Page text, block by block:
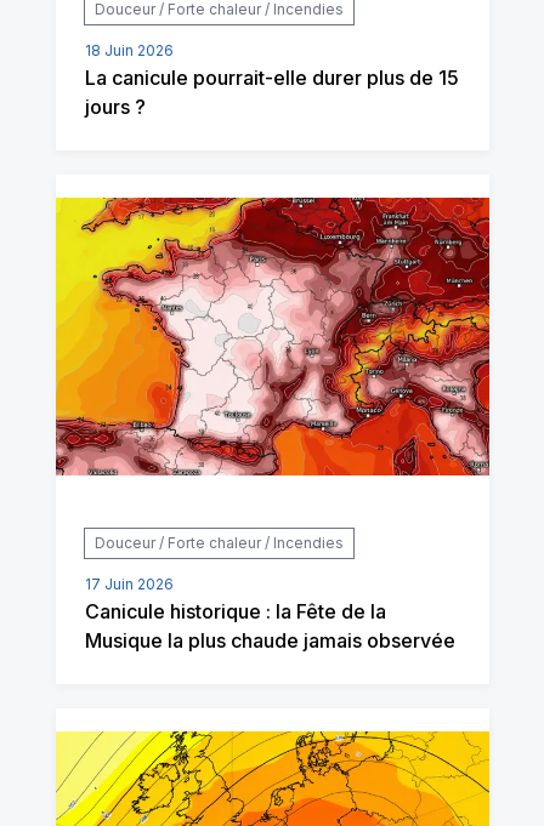
Douceur / Forte chaleur / Incendies
18 Juin 2026
La canicule pourrait-elle durer plus de 15
jours ?
Douceur / Forte chaleur / Incendies
17 Juin 2026
Canicule historique : la Fête de la
Musique la plus chaude jamais observée